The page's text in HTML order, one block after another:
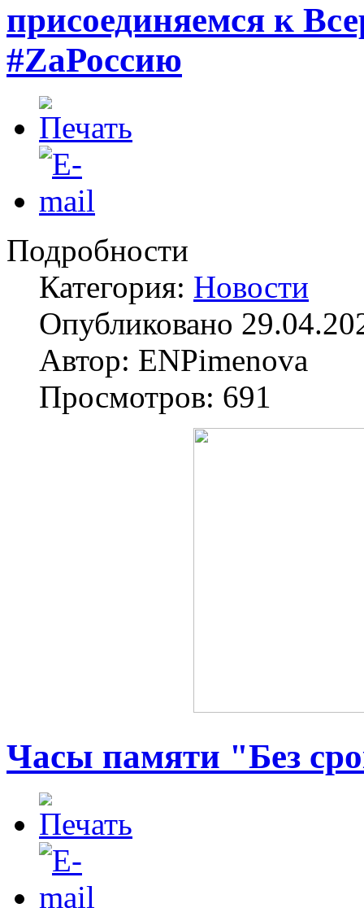
присоединяемся к
#ZаРоссию
Подробности
Категория: Новости
Опубликовано
Автор: ENPimenova
Просмотров: 691
Часы памяти "Без